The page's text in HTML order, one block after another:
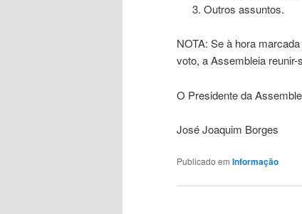
Outros assuntos.
NOTA: Se à hora
voto, a Assembleia
O Presidente da
José Joaquim Borges
Publicado em Informação